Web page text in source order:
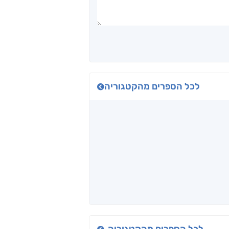
לכל הספרים מהקטגוריה